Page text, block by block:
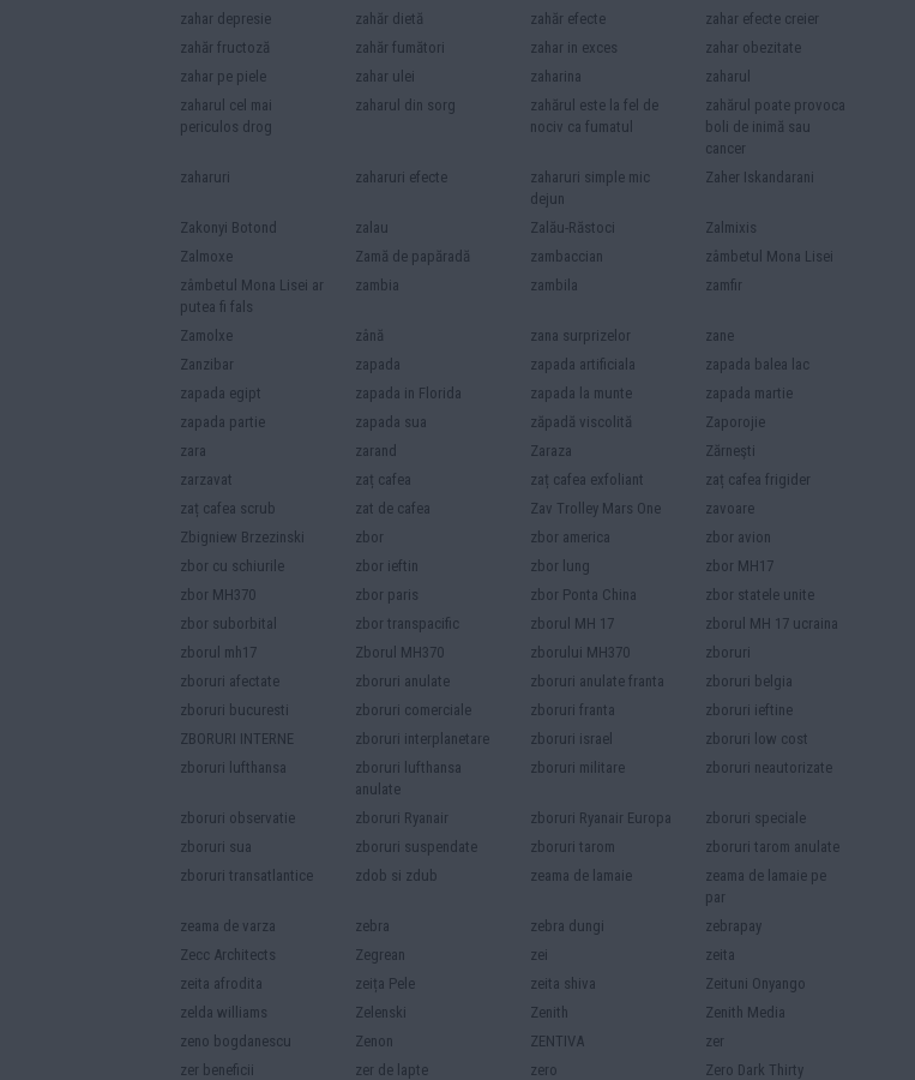
zahar depresie
zahăr dietă zahăr efecte
zahar efecte creier
zahăr fructoză
zahăr fumători zahar in exces
zahar obezitate
zahar pe piele
zahar ulei zaharina
zaharul
zaharul cel mai
periculos drog
zaharul din sorg
zahărul este la fel de
nociv ca fumatul
zahărul poate provoca
boli de inimă sau
cancer
zaharuri
zaharuri efecte
zaharuri simple mic
dejun
Zaher Iskandarani
Zakonyi Botond zalau Zalău-Răstoci
Zalmixis
Zalmoxe
Zamă de papăradă zambaccian
zâmbetul Mona Lisei
zâmbetul Mona Lisei ar
putea fi fals
zambia zambila zamfir
Zamolxe zână zana surprizelor
zane
Zanzibar
zapada zapada artificiala
zapada balea lac
zapada egipt
zapada in Florida zapada la munte
zapada martie
zapada partie
zapada sua zăpadă viscolită
Zaporojie
zara
zarand Zaraza
Zărneşti
zarzavat
zaț cafea zaț cafea exfoliant
zaț cafea frigider
zaț cafea scrub
zat de cafea Zav Trolley Mars One
zavoare
Zbigniew Brzezinski
zbor zbor america
zbor avion
zbor cu schiurile
zbor ieftin zbor lung
zbor MH17
zbor MH370
zbor paris zbor Ponta China
zbor statele unite
zbor suborbital
zbor transpacific zborul MH 17
zborul MH 17 ucraina
zborul mh17
Zborul MH370 zborului MH370
zboruri
zboruri afectate
zboruri anulate zboruri anulate franta
zboruri belgia
zboruri bucuresti
zboruri comerciale zboruri franta
zboruri ieftine
ZBORURI INTERNE
zboruri interplanetare zboruri israel
zboruri low cost
zboruri lufthansa
zboruri lufthansa
anulate
zboruri militare zboruri neautorizate
zboruri observatie zboruri Ryanair zboruri Ryanair Europa
zboruri speciale
zboruri sua
zboruri suspendate zboruri tarom
zboruri tarom anulate
zboruri transatlantice
zdob si zdub zeama de lamaie
zeama de lamaie pe
par
zeama de varza
zebra zebra dungi
zebrapay
Zecc Architects
Zegrean zei
zeita
zeita afrodita
zeița Pele zeita shiva
Zeituni Onyango
zelda williams
Zelenski Zenith
Zenith Media
zeno bogdanescu
Zenon ZENTIVA
zer
zer beneficii
zer de lapte zero
Zero Dark Thirty